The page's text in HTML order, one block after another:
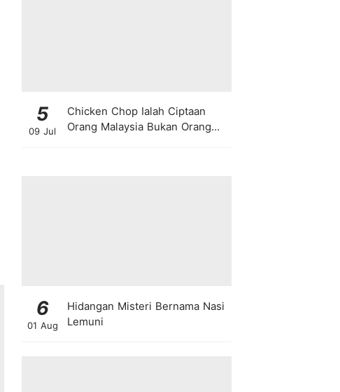
5
09 Jul
Chicken Chop Ialah Ciptaan
Orang Malaysia Bukan Orang
6
01 Aug
Hidangan Misteri Bernama Nasi
Lemuni